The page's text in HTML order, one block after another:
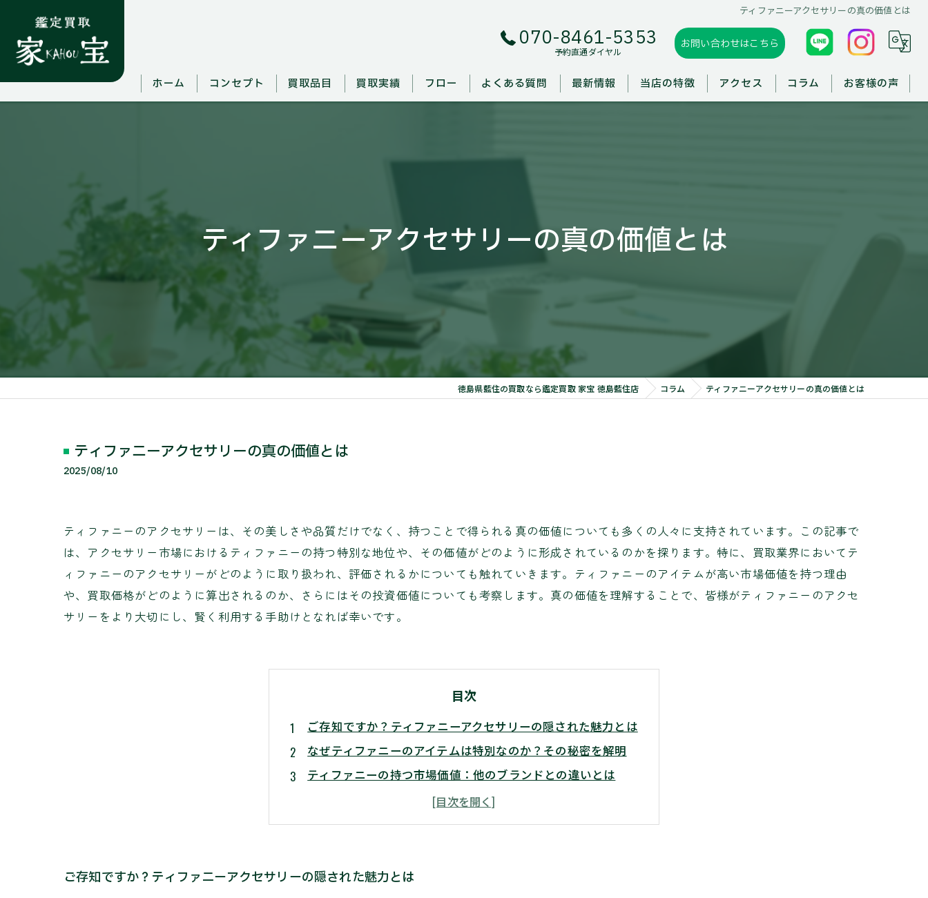
ティファニーアクセサリーの真の価値とは
070-8461-5353
予約直通ダイヤル
お問い合わせはこちら
ホーム コンセプト 買取品目 買取実績 フロー よくある質問 最新情報 当店の特徴
出張買取
アクセス コラム お客様の声
ティファニーアクセサリーの真の価値とは
徳島県藍住の買取なら鑑定買取 家宝 徳島藍住店 コラム ティファニーアクセサリーの真の価値とは
ティファニーアクセサリーの真の価値とは
2025/08/10
ティファニーのアクセサリーは、その美しさや品質だけでなく、持つことで得られる真の価値についても多くの人々に支持されています。この記事で
は、アクセサリー市場におけるティファニーの持つ特別な地位や、その価値がどのように形成されているのかを探ります。特に、買取業界においてテ
ィファニーのアクセサリーがどのように取り扱われ、評価されるかについても触れていきます。ティファニーのアイテムが高い市場価値を持つ理由
や、買取価格がどのように算出されるのか、さらにはその投資価値についても考察します。真の価値を理解することで、皆様がティファニーのアクセ
サリーをより大切にし、賢く利用する手助けとなれば幸いです。
目次
ご存知ですか？ティファニーアクセサリーの隠された魅力とは
なぜティファニーのアイテムは特別なのか？その秘密を解明
ティファニーの持つ市場価値：他のブランドとの違いとは
買取業界が語るティファニーアクセサリーの評価基準
賢い投資としてのティファニー：未来の価値を見据える
あなたのティファニー、どれだけの価値があるの？
ご存知ですか？ティファニーアクセサリーの隠された魅力とは